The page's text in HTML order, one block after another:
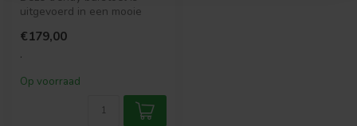
uitgevoerd in een mooie
zeer...
€179,00
.
Op voorraad